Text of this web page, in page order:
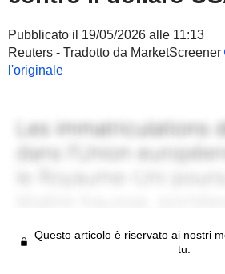
Pubblicato il 19/05/2026 alle 11:13
Reuters - Tradotto da MarketScreener
l'originale
Questo articolo è riservato ai nostri
tu.